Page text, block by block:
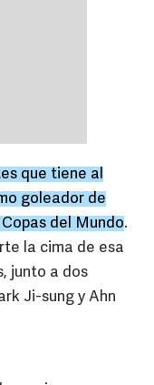
que tiene al
goleador de
del Mundo.
la cima de esa
junto a dos
Ji-sung y Ahn